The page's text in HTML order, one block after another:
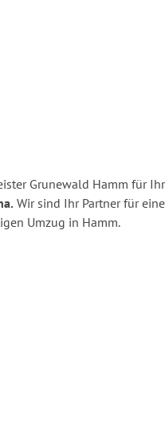
Grunewald Hamm für
Wir sind Ihr Partner für
Umzug in Hamm.